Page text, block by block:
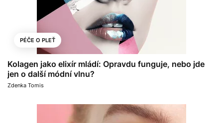
PÉČE O PLEŤ
Kolagen jako elixír mládí: Opravdu funguje, nebo jde
jen o další módní vlnu?
Zdenka Tomis